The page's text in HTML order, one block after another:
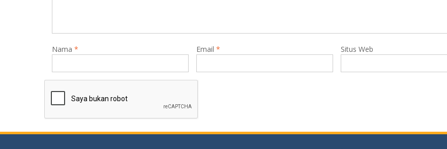
Nama * Email * Situs Web